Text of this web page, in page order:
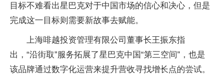
目标不难看出星巴克对于中国市场的信心和决心，但是
完成这一目标则需要新故事去赋能。
上海啡越投资管理有限公司董事长王振东指
出，“沿街取”服务拓展了星巴克中国“第三空间”，也是
该品牌通过数字化运营来提升营收寻找增长点的尝试。